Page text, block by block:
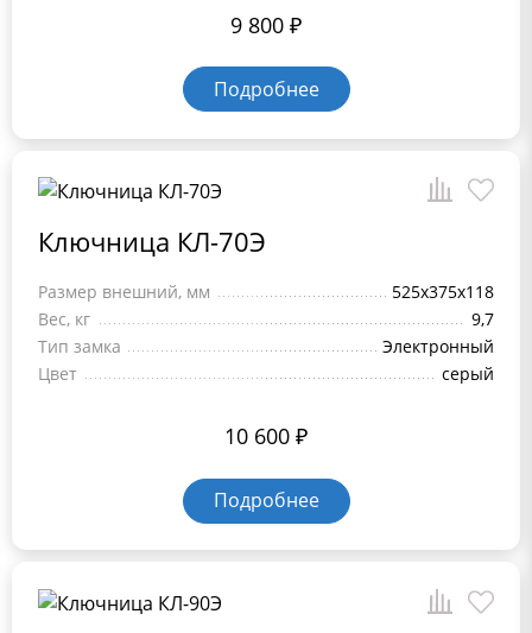
9 800 ₽
Подробнее
Ключница КЛ-70Э
Размер внешний, мм
525x375x118
Вес, кг
9,7
Тип замка
Электронный
Цвет
серый
10 600 ₽
Подробнее